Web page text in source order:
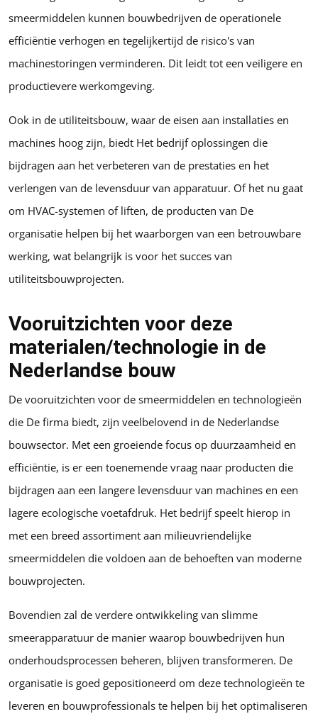
smeermiddelen kunnen bouwbedrijven de operationele
efficiëntie verhogen en tegelijkertijd de risico's van
machinestoringen verminderen. Dit leidt tot een veiligere en
productievere werkomgeving.
Ook in de utiliteitsbouw, waar de eisen aan installaties en
machines hoog zijn, biedt Het bedrijf oplossingen die
bijdragen aan het verbeteren van de prestaties en het
verlengen van de levensduur van apparatuur. Of het nu gaat
om HVAC-systemen of liften, de producten van De
organisatie helpen bij het waarborgen van een betrouwbare
werking, wat belangrijk is voor het succes van
utiliteitsbouwprojecten.
Vooruitzichten voor deze
materialen/technologie in de
Nederlandse bouw
De vooruitzichten voor de smeermiddelen en technologieën
die De firma biedt, zijn veelbelovend in de Nederlandse
bouwsector. Met een groeiende focus op duurzaamheid en
efficiëntie, is er een toenemende vraag naar producten die
bijdragen aan een langere levensduur van machines en een
lagere ecologische voetafdruk. Het bedrijf speelt hierop in
met een breed assortiment aan milieuvriendelijke
smeermiddelen die voldoen aan de behoeften van moderne
bouwprojecten.
Bovendien zal de verdere ontwikkeling van slimme
smeerapparatuur de manier waarop bouwbedrijven hun
onderhoudsprocessen beheren, blijven transformeren. De
organisatie is goed gepositioneerd om deze technologieën te
leveren en bouwprofessionals te helpen bij het optimaliseren